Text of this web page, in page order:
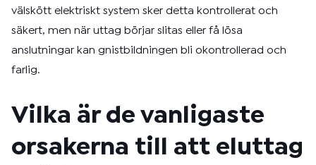
välskött elektriskt system sker detta kontrollerat och
säkert, men när uttag börjar slitas eller få lösa
anslutningar kan gnistbildningen bli okontrollerad och
farlig.
Vilka är de vanligaste
orsakerna till att eluttag